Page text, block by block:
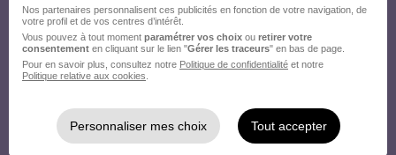
Nos partenaires personnalisent ces publicités en fonction de votre navigation, de
votre profil et de vos centres d’intérêt.
Vous pouvez à tout moment paramétrer vos choix ou retirer votre
consentement en cliquant sur le lien "Gérer les traceurs" en bas de page.
Pour en savoir plus, consultez notre Politique de confidentialité et notre
Politique relative aux cookies
Personnaliser mes choix Tout accepter